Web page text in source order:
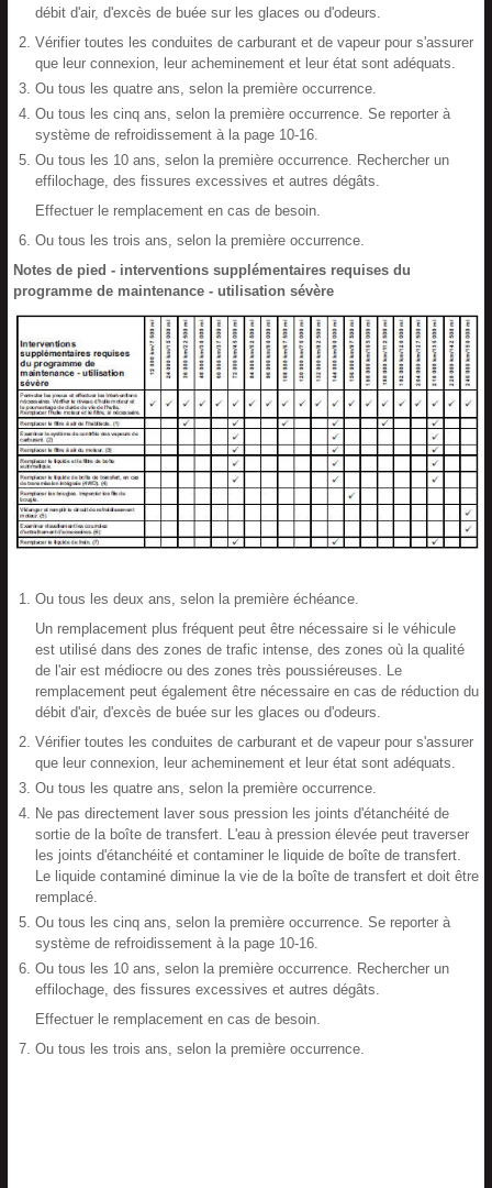
débit d'air, d'excès de buée sur les glaces ou d'odeurs.
Vérifier toutes les conduites de carburant et de vapeur pour s'assurer
que leur connexion, leur acheminement et leur état sont adéquats.
Ou tous les quatre ans, selon la première occurrence.
Ou tous les cinq ans, selon la première occurrence. Se reporter à
système de refroidissement à la page 10-16.
Ou tous les 10 ans, selon la première occurrence. Rechercher un
effilochage, des fissures excessives et autres dégâts.
Effectuer le remplacement en cas de besoin.
Ou tous les trois ans, selon la première occurrence.
Notes de pied - interventions supplémentaires requises du
programme de maintenance - utilisation sévère
Ou tous les deux ans, selon la première échéance.
Un remplacement plus fréquent peut être nécessaire si le véhicule
est utilisé dans des zones de trafic intense, des zones où la qualité
de l'air est médiocre ou des zones très poussiéreuses. Le
remplacement peut également être nécessaire en cas de réduction du
débit d'air, d'excès de buée sur les glaces ou d'odeurs.
Vérifier toutes les conduites de carburant et de vapeur pour s'assurer
que leur connexion, leur acheminement et leur état sont adéquats.
Ou tous les quatre ans, selon la première occurrence.
Ne pas directement laver sous pression les joints d'étanchéité de
sortie de la boîte de transfert. L'eau à pression élevée peut traverser
les joints d'étanchéité et contaminer le liquide de boîte de transfert.
Le liquide contaminé diminue la vie de la boîte de transfert et doit être
remplacé.
Ou tous les cinq ans, selon la première occurrence. Se reporter à
système de refroidissement à la page 10-16.
Ou tous les 10 ans, selon la première occurrence. Rechercher un
effilochage, des fissures excessives et autres dégâts.
Effectuer le remplacement en cas de besoin.
Ou tous les trois ans, selon la première occurrence.